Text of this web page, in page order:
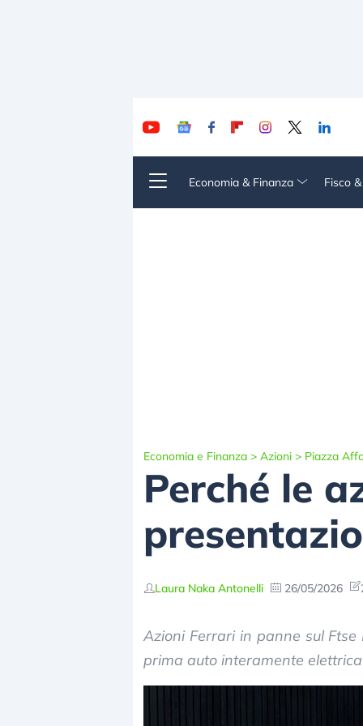
Economia & Finanza Fisco
Economia e Finanza > Azioni > Piazza
Perché le
Laura Naka Antonelli 26/05/2026
Azioni Ferrari in panne sul
prima auto interamente